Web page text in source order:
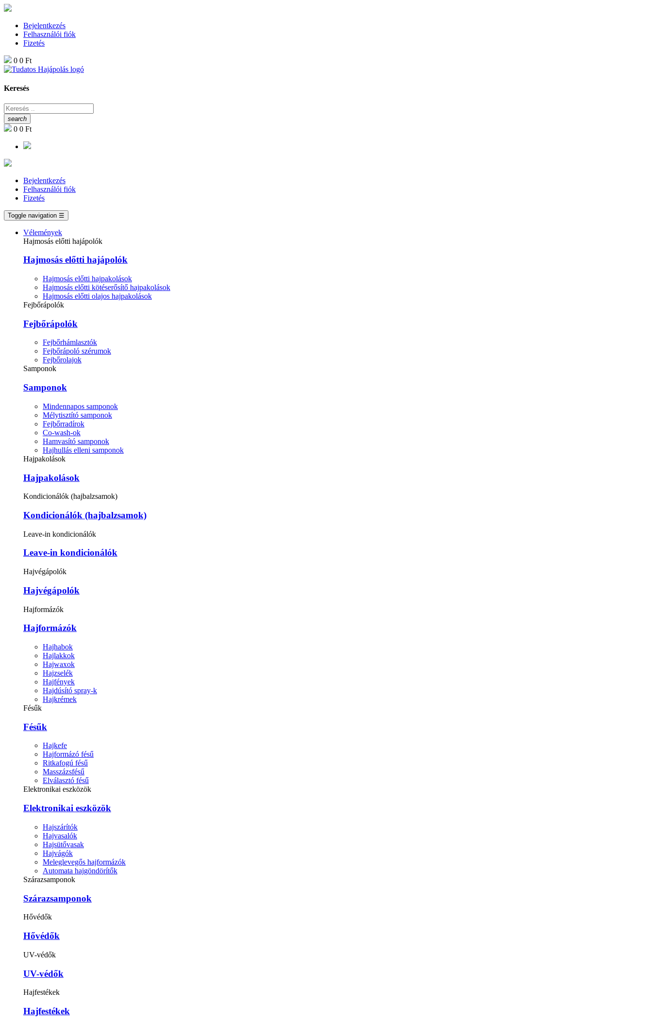
Bejelentkezés
Felhasználói fiók
Fizetés
0 0 Ft
Keresés
search
0 0 Ft
Bejelentkezés
Felhasználói fiók
Fizetés
Toggle navigation ☰
Vélemények
Hajmosás előtti hajápolók
Hajmosás előtti hajápolók
Hajmosás előtti hajpakolások
Hajmosás előtti kötéserősítő hajpakolások
Hajmosás előtti olajos hajpakolások
Fejbőrápolók
Fejbőrápolók
Fejbőrhámlasztók
Fejbőrápoló szérumok
Fejbőrolajok
Samponok
Samponok
Mindennapos samponok
Mélytisztító samponok
Fejbőrradírok
Co-wash-ok
Hamvasító samponok
Hajhullás elleni samponok
Hajpakolások
Hajpakolások
Kondicionálók (hajbalzsamok)
Kondicionálók (hajbalzsamok)
Leave-in kondicionálók
Leave-in kondicionálók
Hajvégápolók
Hajvégápolók
Hajformázók
Hajformázók
Hajhabok
Hajlakkok
Hajwaxok
Hajzselék
Hajfények
Hajdúsító spray-k
Hajkrémek
Fésűk
Fésűk
Hajkefe
Hajformázó fésű
Ritkafogú fésű
Masszázsfésű
Elválasztó fésű
Elektronikai eszközök
Elektronikai eszközök
Hajszárítók
Hajvasalók
Hajsütővasak
Hajvágók
Meleglevegős hajformázók
Automata hajgöndörítők
Szárazsamponok
Szárazsamponok
Hővédők
Hővédők
UV-védők
UV-védők
Hajfestékek
Hajfestékek